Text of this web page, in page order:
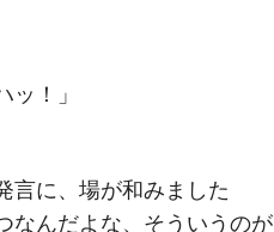
ッ！」
言に、場が和みました
なんだよな、そういうのが